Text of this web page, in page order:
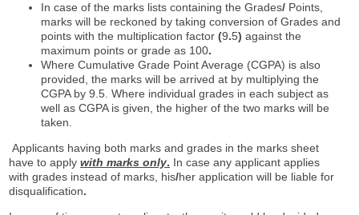
In case of the marks lists containing the Grades/ Points,
marks will be reckoned by taking conversion of Grades and
points with the multiplication factor (9.5) against the
maximum points or grade as 100.
Where Cumulative Grade Point Average (CGPA) is also
provided, the marks will be arrived at by multiplying the
CGPA by 9.5. Where individual grades in each subject as
well as CGPA is given, the higher of the two marks will be
taken.
Applicants having both marks and grades in the marks sheet
have to apply with marks only. In case any applicant applies
with grades instead of marks, his/her application will be liable for
disqualification.